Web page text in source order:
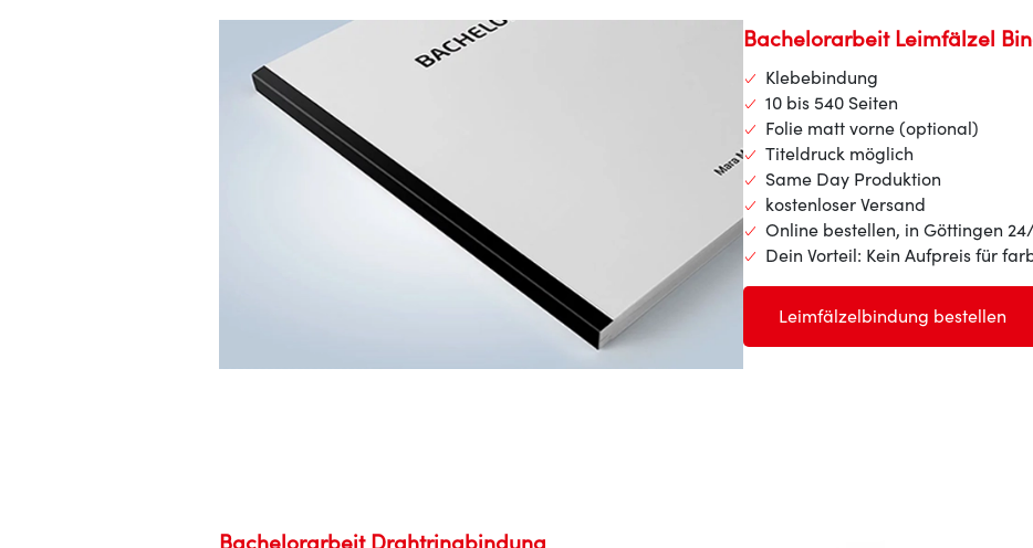
Bachelorarbeit Leimfälzel
Klebebindung
10 bis 540 Seiten
Folie matt vorne (optional)
Titeldruck möglich
Same Day Produktion
kostenloser Versand
Online bestellen, in Göttingen
Dein Vorteil: Kein Aufpreis für
Leimfälzelbindung bestellen
Bachelorarbeit Drahtringbindung